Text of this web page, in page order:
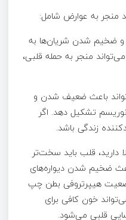
منجر به عوارض شامل:
ضخیم شدن شریان‌ها به
منجر به حمله قلبی،
باعث ضعیف شدن و
تشکیل دهد. اگر
زندگی باشد.
دارید، قلب باید سخت‌تر
ضخیم شدن دیواره‌های
هیپرتروفی بطن چپ
خون کافی برای
قلبی می‌شود.